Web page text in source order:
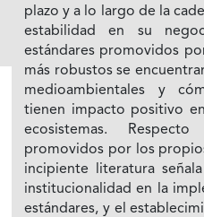
plazo y a lo largo de la
estabilidad en su
estándares promovidos
más robustos se
medioambientales y
tienen impacto positivo
ecosistemas.
promovidos por los
incipiente literatura
institucionalidad en la
estándares, y el